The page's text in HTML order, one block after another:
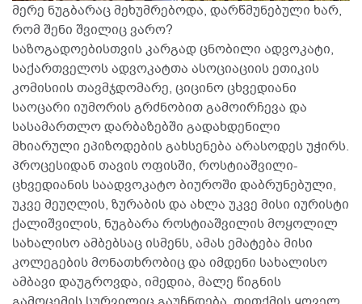
მერე ნუგბარაც მეხუმრებოდა, დარწმუნებული ხარ,
რომ შენი შვილიც ვარო?
საზოგადოებისთვის კარგად ცნობილი ადვოკატი,
საქართველოს ადვოკატთა ასოციაციის ეთიკის
კომისიის თავმჯდომარე, ციცინო ცხვედიანი
საოცარი იუმორის გრძნობით გამოირჩევა და
სასამართლო დარბაზებში გადახდენილი
მხიარული ეპიზოდების გახსენება არასოდეს უჭირს.
პროცესიდან თავის ოფისში, როსტიაშვილი-
ცხვედიანის საადვოკატო ბიუროში დაბრუნებული,
უკვე მეუღლის, ზურაბის და ახლა უკვე მისი იურისტი
ქალიშვილის, ნუგბარა როსტიაშვილის მოყოლილ
სახალისო ამბებსაც ისმენს, ამას ემატება მისი
კოლეგების მონათხრობიც და იმდენი სახალისო
ამბავი დაუგროვდა, იმედია, მალე წიგნის